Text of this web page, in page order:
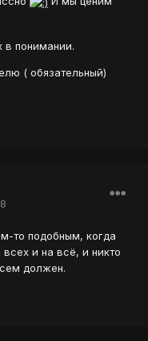
в понимании.
( обязательный)
то подобным, когда
и на всё, и никто
должен.